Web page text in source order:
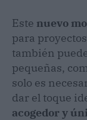
Este nuevo
para
también
pequeñas,
solo es
dar el toque
acogedor y